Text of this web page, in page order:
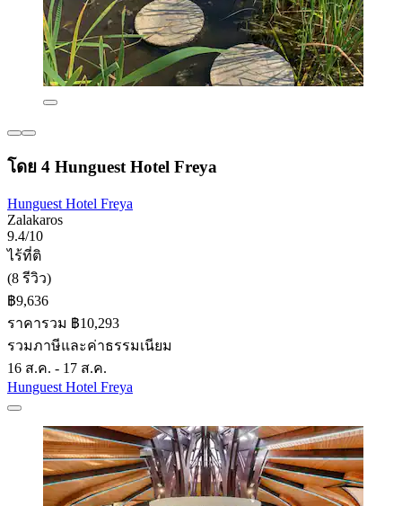
โดย 4 Hunguest Hotel Freya
Hunguest Hotel Freya
Zalakaros
9.4/10
ไร้ที่ติ
(8 รีวิว)
฿9,636
ราคารวม ฿10,293
รวมภาษีและค่าธรรมเนียม
16 ส.ค. - 17 ส.ค.
Hunguest Hotel Freya